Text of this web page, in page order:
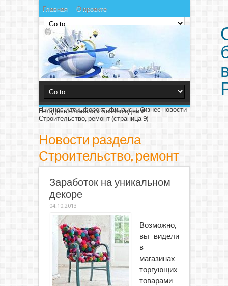
Главная О проекте
Бизнес идеи, форекс, финансы, бизнес новости
Вы здесь:Главная»Бизнес идеи»
Строительство, ремонт(страница 9)
Новости раздела
Строительство, ремонт
Заработок на уникальном
декоре
04.10.2013
Возможно,
вы видели
в
магазинах
торгующих
товарами